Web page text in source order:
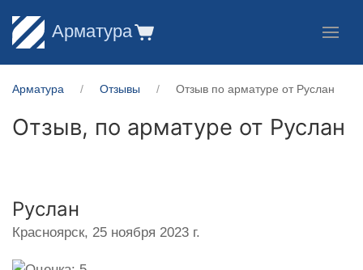
Арматура
Арматура Отзывы Отзыв по арматуре от Руслан
Отзыв, по арматуре от Руслан
Руслан
Красноярск, 25 ноября 2023 г.